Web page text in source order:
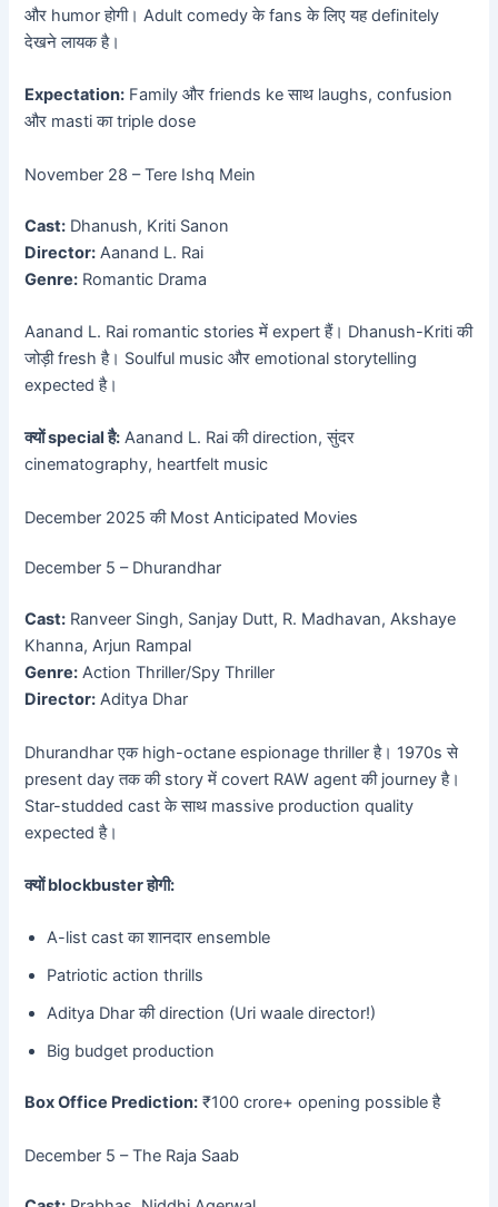
और humor होगी। Adult comedy के fans के लिए यह definitely
देखने लायक है।
Expectation: Family और friends ke साथ laughs, confusion
और masti का triple dose
November 28 – Tere Ishq Mein
Cast: Dhanush, Kriti Sanon
Director: Aanand L. Rai
Genre: Romantic Drama
Aanand L. Rai romantic stories में expert हैं। Dhanush-Kriti की
जोड़ी fresh है। Soulful music और emotional storytelling
expected है।
क्यों special है: Aanand L. Rai की direction, सुंदर
cinematography, heartfelt music
December 2025 की Most Anticipated Movies
December 5 – Dhurandhar
Cast: Ranveer Singh, Sanjay Dutt, R. Madhavan, Akshaye
Khanna, Arjun Rampal
Genre: Action Thriller/Spy Thriller
Director: Aditya Dhar
Dhurandhar एक high-octane espionage thriller है। 1970s से
present day तक की story में covert RAW agent की journey है।
Star-studded cast के साथ massive production quality
expected है।
क्यों blockbuster होगी:
A-list cast का शानदार ensemble
Patriotic action thrills
Aditya Dhar की direction (Uri waale director!)
Big budget production
Box Office Prediction: ₹100 crore+ opening possible है
December 5 – The Raja Saab